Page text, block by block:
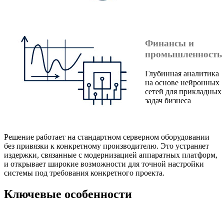
Финансы и
промышленность
Глубинная аналитика
на основе нейронных
сетей для прикладных
задач бизнеса
Решение работает на стандартном серверном оборудовании
без привязки к конкретному производителю. Это устраняет
издержки, связанные с модернизацией аппаратных платформ,
и открывает широкие возможности для точной настройки
системы под требования конкретного проекта.
Ключевые особенности